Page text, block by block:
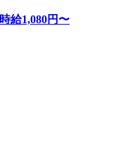
時給1,080円〜